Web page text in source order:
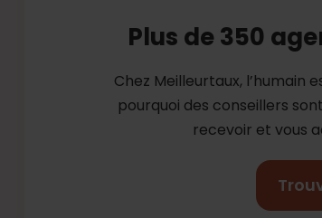
Plus de 350
Chez Meilleurtaux, l’humain
pourquoi des conseillers
recevoir et vous